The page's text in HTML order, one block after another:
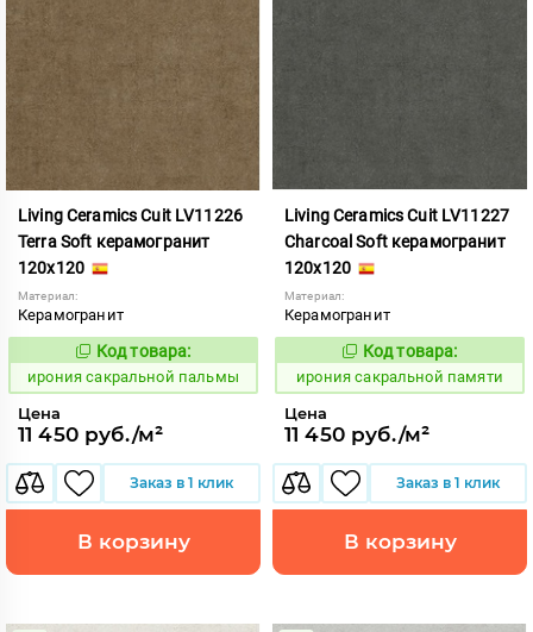
Living Ceramics Cuit LV11226
Terra Soft керамогранит
120x120
Материал:
Керамогранит
1103817
Код товара:
ирония сакральной пальмы
Цена
11 450 руб./м²
Заказ в 1 клик
В корзину
Living Ceramics Cuit LV11227
Charcoal Soft керамогранит
120x120
Материал:
Керамогранит
1103818
Код товара:
ирония сакральной памяти
Цена
11 450 руб./м²
Заказ в 1 клик
В корзину